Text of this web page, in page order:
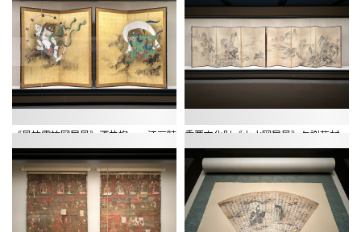
《風神雷神図屛風》酒井抱一 江戸時
代
重要文化財《山水図屛風》与謝蕪村
宝暦13年（1763）